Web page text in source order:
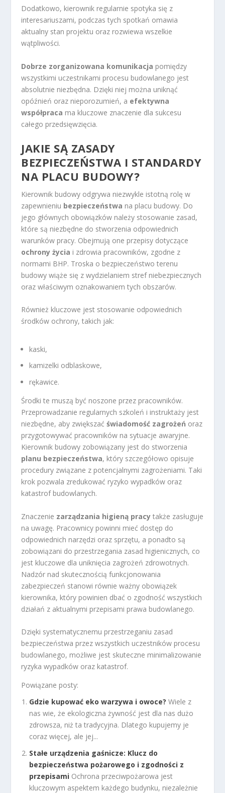
Dodatkowo, kierownik regularnie spotyka się z
interesariuszami, podczas tych spotkań omawia
aktualny stan projektu oraz rozwiewa wszelkie
wątpliwości.
Dobrze zorganizowana komunikacja pomiędzy
wszystkimi uczestnikami procesu budowlanego jest
absolutnie niezbędna. Dzięki niej można uniknąć
opóźnień oraz nieporozumień, a efektywna
współpraca ma kluczowe znaczenie dla sukcesu
całego przedsięwzięcia.
JAKIE SĄ ZASADY
BEZPIECZEŃSTWA I STANDARDY
NA PLACU BUDOWY?
Kierownik budowy odgrywa niezwykle istotną rolę w
zapewnieniu bezpieczeństwa na placu budowy. Do
jego głównych obowiązków należy stosowanie zasad,
które są niezbędne do stworzenia odpowiednich
warunków pracy. Obejmują one przepisy dotyczące
ochrony życia i zdrowia pracowników, zgodne z
normami BHP. Troska o bezpieczeństwo terenu
budowy wiąże się z wydzielaniem stref niebezpiecznych
oraz właściwym oznakowaniem tych obszarów.
Również kluczowe jest stosowanie odpowiednich
środków ochrony, takich jak:
kaski,
kamizelki odblaskowe,
rękawice.
Środki te muszą być noszone przez pracowników.
Przeprowadzanie regularnych szkoleń i instruktaży jest
niezbędne, aby zwiększaćświadomość zagrożeń oraz
przygotowywać pracowników na sytuacje awaryjne.
Kierownik budowy zobowiązany jest do stworzenia
planu bezpieczeństwa, który szczegółowo opisuje
procedury związane z potencjalnymi zagrożeniami. Taki
krok pozwala zredukować ryzyko wypadków oraz
katastrof budowlanych.
Znaczenie zarządzania higieną pracy także zasługuje
na uwagę. Pracownicy powinni mieć dostęp do
odpowiednich narzędzi oraz sprzętu, a ponadto są
zobowiązani do przestrzegania zasad higienicznych, co
jest kluczowe dla uniknięcia zagrożeń zdrowotnych.
Nadzór nad skutecznością funkcjonowania
zabezpieczeń stanowi równie ważny obowiązek
kierownika, który powinien dbać o zgodność wszystkich
działań z aktualnymi przepisami prawa budowlanego.
Dzięki systematycznemu przestrzeganiu zasad
bezpieczeństwa przez wszystkich uczestników procesu
budowlanego, możliwe jest skuteczne minimalizowanie
ryzyka wypadków oraz katastrof.
Powiązane posty:
Gdzie kupować eko warzywa i owoce? Wiele z
nas wie, że ekologiczna żywność jest dla nas dużo
zdrowsza, niż ta tradycyjna. Dlatego kupujemy je
coraz więcej, ale jej...
Stałe urządzenia gaśnicze: Klucz do
bezpieczeństwa pożarowego i zgodności z
przepisami Ochrona przeciwpożarowa jest
kluczowym aspektem każdego budynku, niezależnie